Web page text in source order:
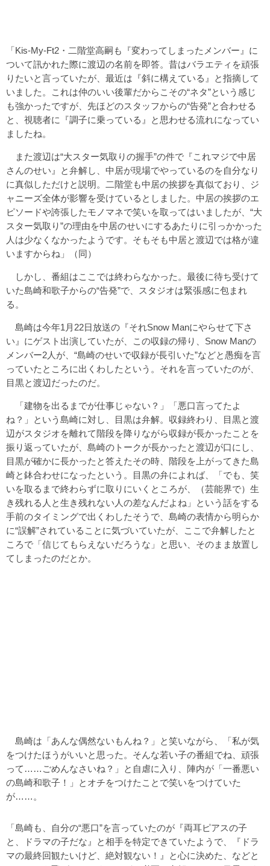
「Kis-My-Ft2・二階堂高嗣も『変わってしまったメンバー』に
ついて訊かれた際に渡辺の名前を即答。昔はバラエティを頑張
りたいと言っていたが、最近は『斜に構えている』と指摘して
いました。これは仲のいい後輩だからこその“ネタ”という感じ
も強かったですが、先ほどのスタッフからの“告発”と合わせる
と、視聴者に『調子に乗っている』と思わせる流れになってい
ましたね。
また渡辺は“大スター気取りの握手”の件で『これマジで中居
さんのせい』と弁解し、中居が現場でやっているのを自分なり
に真似しただけと説明。二階堂も中居の挨拶を真似ており、ジ
ャニーズ全体が影響を受けているとしました。中居の挨拶のエ
ピソードや誇張したモノマネで笑いを取ってはいましたが、“大
スター気取り”の理由を中居のせいにするあたりに引っかかった
人は少なくなかったようです。そもそも中居と渡辺では格が違
いますからね」（同）
しかし、番組はここでは終わらなかった。最後に待ち受けて
いた島崎和歌子からの“告発”で、スタジオは緊張感に包まれ
る。
島崎は今年1月22日放送の『それSnow Manにやらせて下さ
い』にゲスト出演していたが、この収録の帰り、Snow Manの
メンバー2人が、“島崎のせいで収録が長引いた”などと愚痴を言
っていたところに出くわしたという。それを言っていたのが、
目黒と渡辺だったのだ。
「建物を出るまでが仕事じゃない？」「悪口言ってたよ
ね？」という島崎に対し、目黒は弁解。収録終わり、目黒と渡
辺がスタジオを離れて階段を降りながら収録が長かったことを
振り返っていたが、島崎のトークが長かったと渡辺が口にし、
目黒が確かに長かったと答えたその時、階段を上がってきた島
崎と鉢合わせになったという。目黒の弁によれば、「でも、笑
いを取るまで終わらずに取りにいくところが、（芸能界で）生
き残れる人と生き残れない人の差なんだよね」という話をする
手前のタイミングで出くわしたそうで、島崎の表情から明らか
に“誤解”されていることに気づいていたが、ここで弁解したと
ころで「信じてもらえないだろうな」と思い、そのまま放置し
てしまったのだとか。
島崎は「あんな偶然ないもんね？」と笑いながら、「私が気
をつけたほうがいいと思った。そんな若い子の番組でね、頑張
って……ごめんなさいね？」と自虐に入り、陣内が「一番悪い
の島崎和歌子！」とオチをつけたことで笑いをつけていた
が……。
「島崎も、自分の“悪口”を言っていたのが『両耳ピアスの子
と、ドラマの子だな』と相手を特定できていたようで、『ドラ
マの最終回観たいけど、絶対観ない！』と心に決めた、などと